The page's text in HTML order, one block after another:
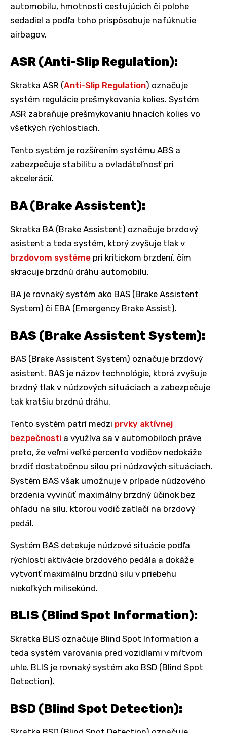
automobilu, hmotnosti cestujúcich či polohe
sedadiel a podľa toho prispôsobuje nafúknutie
airbagov.
ASR (Anti-Slip Regulation):
Skratka ASR (Anti-Slip Regulation) označuje
systém regulácie prešmykovania kolies. Systém
ASR zabraňuje prešmykovaniu hnacích kolies vo
všetkých rýchlostiach.
Tento systém je rozšírením systému ABS a
zabezpečuje stabilitu a ovladáteľnosť pri
akcelerácií.
BA (Brake Assistent):
Skratka BA (Brake Assistent) označuje brzdový
asistent a teda systém, ktorý zvyšuje tlak v
brzdovom systéme pri kritickom brzdení, čím
skracuje brzdnú dráhu automobilu.
BA je rovnaký systém ako BAS (Brake Assistent
System) či EBA (Emergency Brake Assist).
BAS (Brake Assistent System):
BAS (Brake Assistent System) označuje brzdový
asistent. BAS je názov technológie, ktorá zvyšuje
brzdný tlak v núdzových situáciach a zabezpečuje
tak kratšiu brzdnú dráhu.
Tento systém patrí medzi prvky aktívnej
bezpečnosti a využíva sa v automobiloch práve
preto, že veľmi veľké percento vodičov nedokáže
brzdiť dostatočnou silou pri núdzových situáciach.
Systém BAS však umožnuje v prípade núdzového
brzdenia vyvinúť maximálny brzdný účinok bez
ohľadu na silu, ktorou vodič zatlačí na brzdový
pedál.
Systém BAS detekuje núdzové situácie podľa
rýchlosti aktivácie brzdového pedála a dokáže
vytvoriť maximálnu brzdnú silu v priebehu
niekoľkých milisekúnd.
BLIS (Blind Spot Information):
Skratka BLIS označuje Blind Spot Information a
teda systém varovania pred vozidlami v mŕtvom
uhle. BLIS je rovnaký systém ako BSD (Blind Spot
Detection).
BSD (Blind Spot Detection):